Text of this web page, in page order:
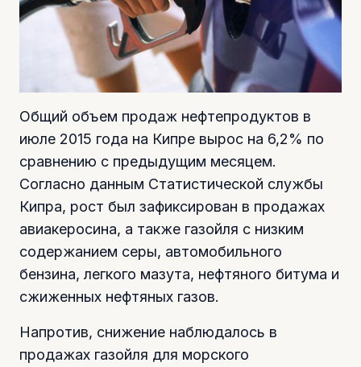
Общий объем продаж нефтепродуктов в
июле 2015 года на Кипре вырос на 6,2% по
сравнению с предыдущим месяцем.
Согласно данным Статистической службы
Кипра, рост был зафиксирован в продажах
авиакеросина, а также газойля с низким
содержанием серы, автомобильного
бензина, легкого мазута, нефтяного битума и
сжиженных нефтяных газов.
Напротив, снижение наблюдалось в
продажах газойля для морского